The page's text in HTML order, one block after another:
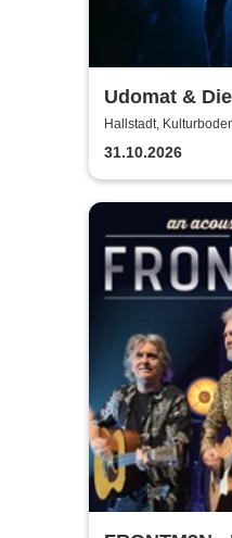
Udomat &
Hallstadt,
31.10.2026